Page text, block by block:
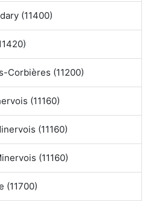
(11400)
Corbières (11200)
(11160)
(11160)
(11160)
(11700)